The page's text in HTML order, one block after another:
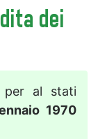
dei
per al stati
1970